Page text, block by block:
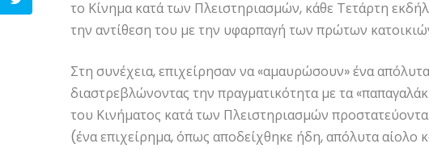
το Κίνημα κατά των Πλειστηριασμών, κάθε Τετάρτη
την αντίθεση του με την υφαρπαγή των πρώτων
Στη συνέχεια, επιχείρησαν να «αμαυρώσουν» ένα
διαστρεβλώνοντας την πραγματικότητα με τα
του Κινήματος κατά των Πλειστηριασμών
(ένα επιχείρημα, όπως αποδείχθηκε ήδη, απόλυτα